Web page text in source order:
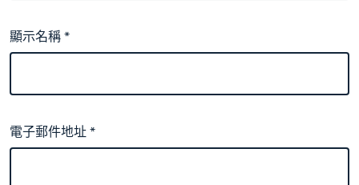
顯示名稱*
電子郵件地址*